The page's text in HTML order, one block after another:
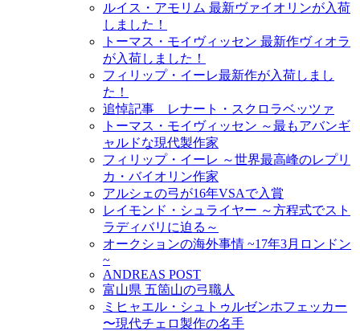
ルイス・アモリム 最新ヴァイオリンが入荷
しました！
トーマス・モイヴィッセン 最新作ヴィオラ
が入荷しました！
フィリップ・イーレ最新作が入荷しまし
た！
追悼記事 レナート・スクロラベッツァ
トーマス・モイヴィッセン ～最もアバンギ
ャルドな現代製作家
フィリップ・イーレ ～世界最高峰のレプリ
カ・バイオリン作家
アルシェの弓が16年VSAで入賞
レイモンド・シュライヤー ～方程式でスト
ラディバリに迫る～
オークションの海外事情 ~17年3月ロンドン
~
ANDREAS POST
富山県 五箇山の弓職人
ミヒャエル・シュトゥルゼンホフェッカー
〜現代チェロ製作の名手